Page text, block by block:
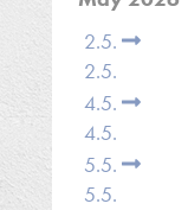
2.5.
2.5.
4.5.
4.5.
5.5.
5.5.